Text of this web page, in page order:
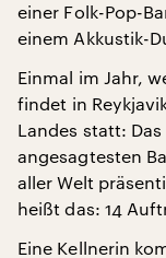
einer Folk-Pop-
einem Akkustik-
Einmal im Jahr,
findet in
Landes statt:
angesagtesten
aller Welt
heißt das: 14
Eine Kellnerin